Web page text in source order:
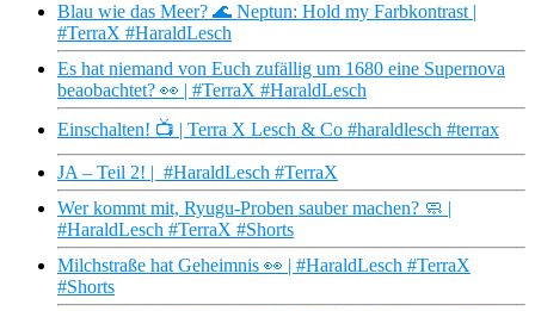
Blau wie das Meer? 🌊 Neptun: Hold my Farbkontrast |
#TerraX #HaraldLesch
Es hat niemand von Euch zufällig um 1680 eine Supernova
beaobachtet? 👀 | #TerraX #HaraldLesch
Einschalten! 📺 | Terra X Lesch & Co #haraldlesch #terrax
JA – Teil 2! | #HaraldLesch #TerraX
Wer kommt mit, Ryugu-Proben sauber machen? 🧼 |
#HaraldLesch #TerraX #Shorts
Milchstraße hat Geheimnis 👀 | #HaraldLesch #TerraX
#Shorts